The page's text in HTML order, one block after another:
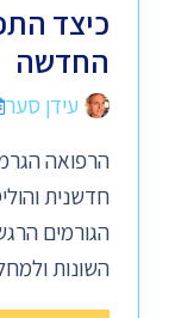
כיצד
החדשה
עידן סער
הרפואה
חדשנית
הגורמים
השונות